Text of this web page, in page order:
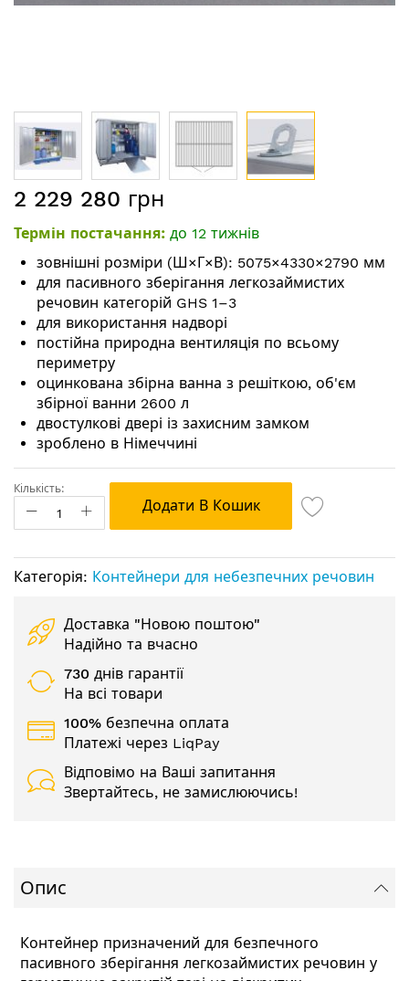
Перейти
до
галереї
зображень
2 229 280 грн
Термін постачання: до 12 тижнів
зовнішні розміри (Ш×Г×В): 5075×4330×2790 мм
для пасивного зберігання легкозаймистих
речовин категорій GHS 1–3
для використання надворі
постійна природна вентиляція по всьому
периметру
оцинкована збірна ванна з решіткою, об'єм
збірної ванни 2600 л
двостулкові двері із захисним замком
зроблено в Німеччині
Кількість:
Додати В Кошик
Категорія: Контейнери для небезпечних речовин
Доставка "Новою поштою"
Надійно та вчасно
730 днів гарантії
На всі товари
100% безпечна оплата
Платежі через LiqPay
Відповімо на Ваші запитання
Звертайтесь, не замислюючись!
Опис
Контейнер призначений для безпечного
пасивного зберігання легкозаймистих речовин у